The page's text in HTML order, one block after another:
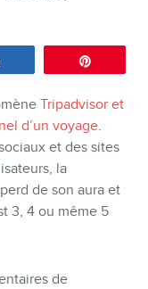
IA (GEO)
Tripadvisor et
d’un voyage
et des sites
la
de son aura et
3, 4 ou même 5
de